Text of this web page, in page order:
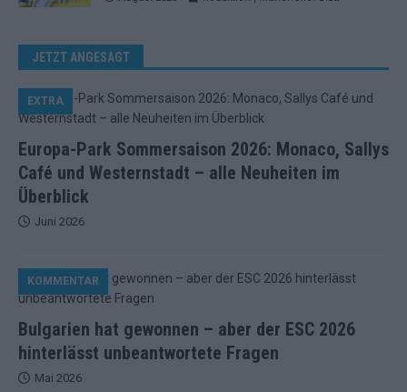
JETZT ANGESAGT
Europa-Park Sommersaison 2026: Monaco, Sallys
Café und Westernstadt – alle Neuheiten im
Überblick
EXTRA
Juni 2026
Bulgarien hat gewonnen – aber der ESC 2026
hinterlässt unbeantwortete Fragen
KOMMENTAR
Mai 2026